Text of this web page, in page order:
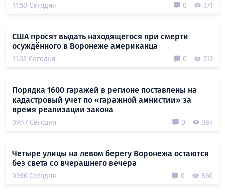
11:50 Сегодня 0 371
США просят выдать находящегося при смерти
осуждённого в Воронеже американца
11:33 Сегодня 0 519
Порядка 1600 гаражей в регионе поставлены на
кадастровый учет по «гаражной амнистии» за
время реализации закона
09:47 Сегодня 0 384
Четыре улицы на левом берегу Воронежа остаются
без света со вчерашнего вечера
09:16 Сегодня 0 860